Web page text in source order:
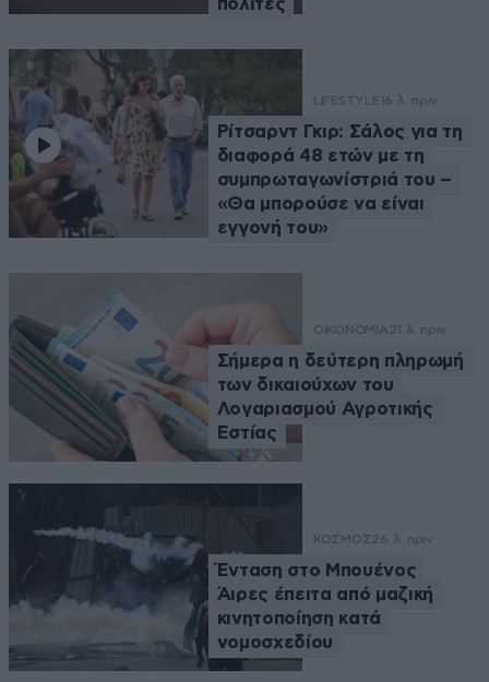
πολίτες
LIFESTYLE 16 λ. πριν
Ρίτσαρντ Γκιρ: Σάλος για τη
διαφορά 48 ετών με τη
συμπρωταγωνίστριά του –
«Θα μπορούσε να είναι
εγγονή του»
ΟΙΚΟΝΟΜΙΑ21 λ. πριν
Σήμερα η δεύτερη πληρωμή
των δικαιούχων του
Λογαριασμού Αγροτικής
Εστίας
ΚΟΣΜΟΣ26 λ. πριν
Ένταση στο Μπουένος
Άιρες έπειτα από μαζική
κινητοποίηση κατά
νομοσχεδίου